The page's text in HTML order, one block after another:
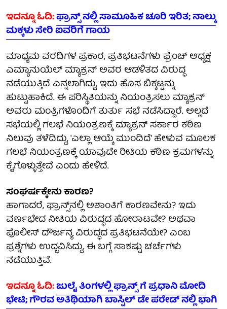
ಇದನ್ನೂ ಓದಿ:ಫ್ರಾನ್ಸ್ ನಲ್ಲಿ ಸಾಮೂಹಿಕ ಚೂರಿ ಇರಿತ; ನಾಲ್ಕು
ಮಕ್ಕಳು ಸೇರಿ ಐವರಿಗೆ ಗಾಯ
ಮಾಧ್ಯಮ ವರದಿಗಳ ಪ್ರಕಾರ, ಪ್ರತಿಭಟನೆಗಳು ಫ್ರೆಂಚ್ ಅಧ್ಯಕ್ಷ
ಎಮ್ಯಾನುಯೆಲ್ ಮ್ಯಾಕ್ರನ್ ಅವರ ಆಡಳಿತದ ವಿರುದ್ಧ
ನಡೆಯುತ್ತಿದೆ ಎನ್ನಲಾಗಿದ್ದು, ಇದು ಹೊಸ ಬಿಕ್ಕಟ್ಟನ್ನು
ಹುಟ್ಟುಹಾಕಿದೆ. ಈ ಪರಿಸ್ಥಿತಿಯನ್ನು ನಿಯಂತ್ರಿಸಲು ಮ್ಯಾಕ್ರನ್
ಅವರು ಮಂತ್ರಿಗಳೊಂದಿಗೆ ತುರ್ತು ಸಭೆ ನಡೆಸಿದ್ದಾರೆ. ಅಲ್ಲದೆ
ಸಭೆಯಲ್ಲಿ ಗಲಭೆ ನಿಯಂತ್ರಣಕ್ಕೆ ಮ್ಯಾಕ್ರನ್ ಸರ್ಕಾರ ಕಠಿಣ
ನಿಲುವು ತಳೆದಿದ್ದು, 'ಎಲ್ಲಾ ಆಯ್ಕೆ ಮುಂದಿದೆ' ಹೇಳುವ ಮೂಲಕ
ಗಲಭೆ ನಿಯಂತ್ರಣಕ್ಕೆ ಯಾವುದೇ ರೀತಿಯ ಕಠಿಣ ಕ್ರಮಗಳನ್ನು
ಕೈಗೊಳ್ಳುತ್ತೇವೆ ಎಂದು ಹೇಳಿದೆ.
ಸಂಘರ್ಷಕ್ಕೇನು ಕಾರಣ?
ಹಾಗಾದರೆ, ಫ್ರಾನ್ಸ್‌ನಲ್ಲಿ ಅಶಾಂತಿಗೆ ಕಾರಣವೇನು? ಇದು
ವರ್ಣಭೇದ ನೀತಿಯ ವಿರುದ್ಧದ ಹೋರಾಟವೇ? ಅಥವಾ
ಪೊಲೀಸ್ ದೌರ್ಜನ್ಯ ವಿರುದ್ಧದ ಪ್ರತಿಭಟನೆಯೇ? ಎಂಬ
ಪ್ರಶ್ನೆಗಳು ಉದ್ಭವಿಸಿದ್ದು, ಈ ಬಗ್ಗೆ ಸಾಕಷ್ಟು ಚರ್ಚೆಗಳು
ನಡೆಯುತ್ತಿವೆ.
ಇದನ್ನೂ ಓದಿ:ಜುಲೈ ತಿಂಗಳಲ್ಲಿ ಫ್ರಾನ್ಸ್ ಗೆ ಪ್ರಧಾನಿ ಮೋದಿ
ಭೇಟಿ; ಗೌರವ ಅತಿಥಿಯಾಗಿ ಬಾಸ್ಟಿಲ್ ಡೇ ಪರೇಡ್ ನಲ್ಲಿ ಭಾಗಿ